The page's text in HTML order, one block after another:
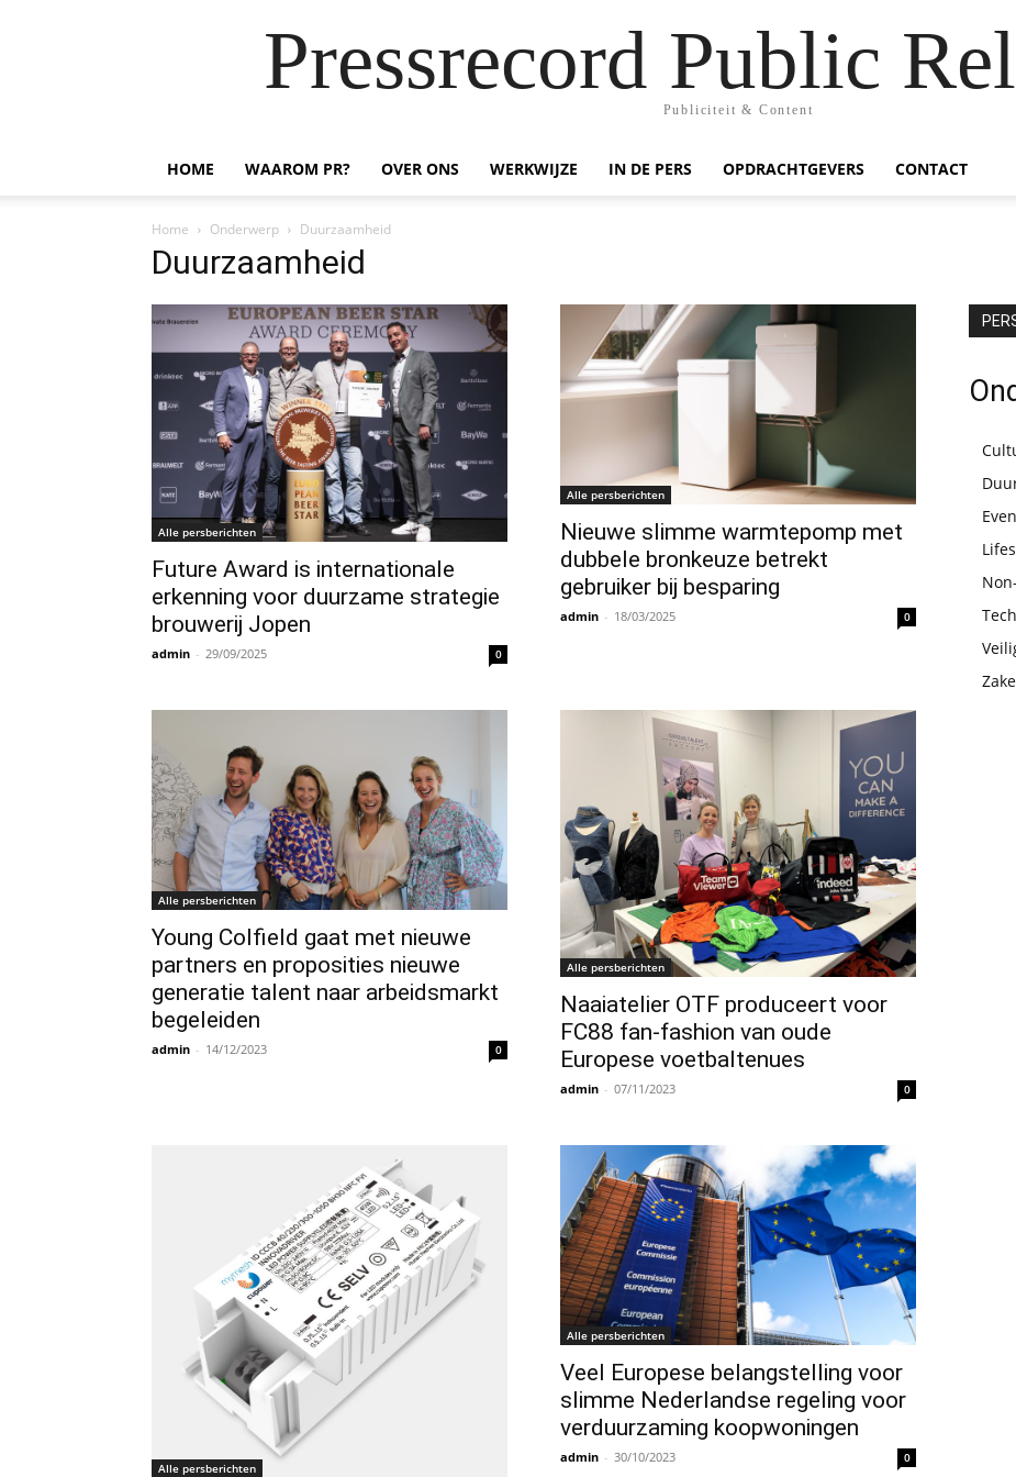
Pressrecord Public
Publiciteit & Content
HOME WAAROM PR? OVER ONS WERKWIJZE IN DE PERS OPDRACHTGEVERS CONTACT
Home Onderwerp Duurzaamheid
Duurzaamheid
Alle persberichten
Future Award is internationale
erkenning voor duurzame strategie
brouwerij Jopen
admin - 29/09/2025 0
Alle persberichten
Nieuwe slimme warmtepomp met
dubbele bronkeuze betrekt
gebruiker bij besparing
admin - 18/03/2025 0
Alle persberichten
Young Colfield gaat met nieuwe
partners en proposities nieuwe
generatie talent naar arbeidsmarkt
begeleiden
admin - 14/12/2023 0
Alle persberichten
Naaiatelier OTF produceert voor
FC88 fan-fashion van oude
Europese voetbaltenues
admin - 07/11/2023 0
Alle persberichten
Alle persberichten
Veel Europese belangstelling voor
slimme Nederlandse regeling voor
verduurzaming koopwoningen
admin - 30/10/2023 0